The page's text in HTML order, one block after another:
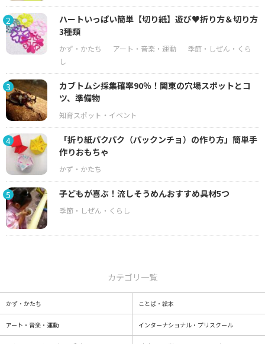
2
ハートいっぱい簡単【切り紙】遊び♥折り方＆切り方
3種類
3
カブトムシ採集確率90％！関東の穴場スポットとコ
ツ、準備物
4
「折り紙パクパク（パックンチョ）の作り方」簡単手
作りおもちゃ
5 子どもが喜ぶ！流しそうめんおすすめ具材5つ
カテゴリ一覧
かず・かたち ことば・絵本
アート・音楽・運動 インターナショナル・プリスクール